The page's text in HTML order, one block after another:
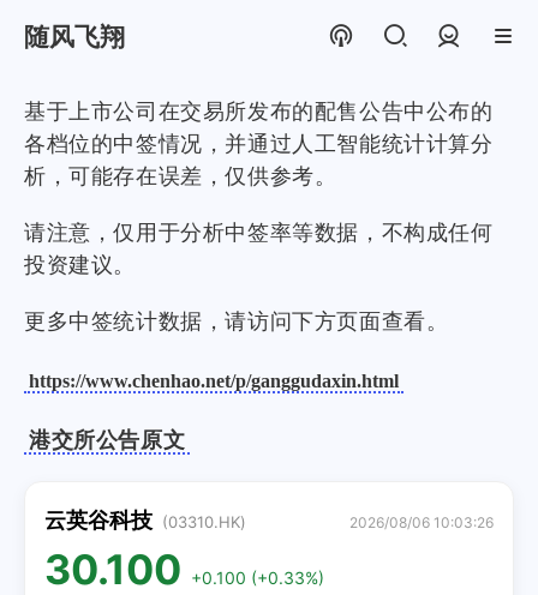
随风飞翔
基于上市公司在交易所发布的配售公告中公布的
各档位的中签情况，并通过人工智能统计计算分
析，可能存在误差，仅供参考。
请注意，仅用于分析中签率等数据，不构成任何
投资建议。
更多中签统计数据，请访问下方页面查看。
https://www.chenhao.net/p/ganggudaxin.html
港交所公告原文
云英谷科技 (03310.HK) 2026/08/06 10:03:26
30.100 +0.100 (+0.33%)